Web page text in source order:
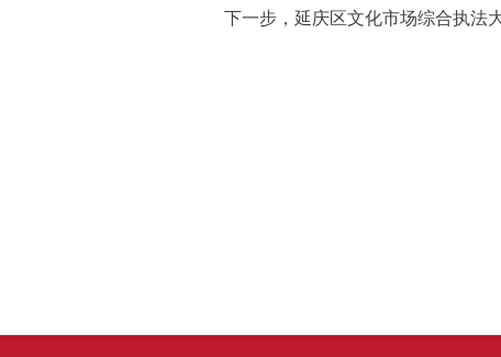
下一步，延庆区文化市场综合执法大